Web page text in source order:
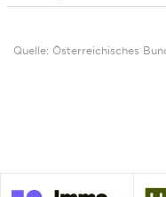
Quelle: Österreichisches